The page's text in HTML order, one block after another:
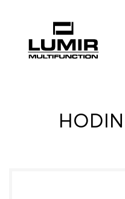
O NÁS
ONLINE PREDAJCOVIA